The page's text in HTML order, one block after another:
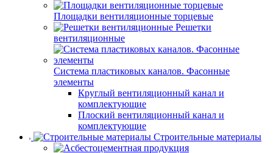
Площадки вентиляционные торцевые
Решетки
вентиляционные
Система пластиковых каналов. Фасонные
элементы
Круглый вентиляционный канал и
комплектующие
Плоский вентиляционный канал и
комплектующие
Строительные материалы